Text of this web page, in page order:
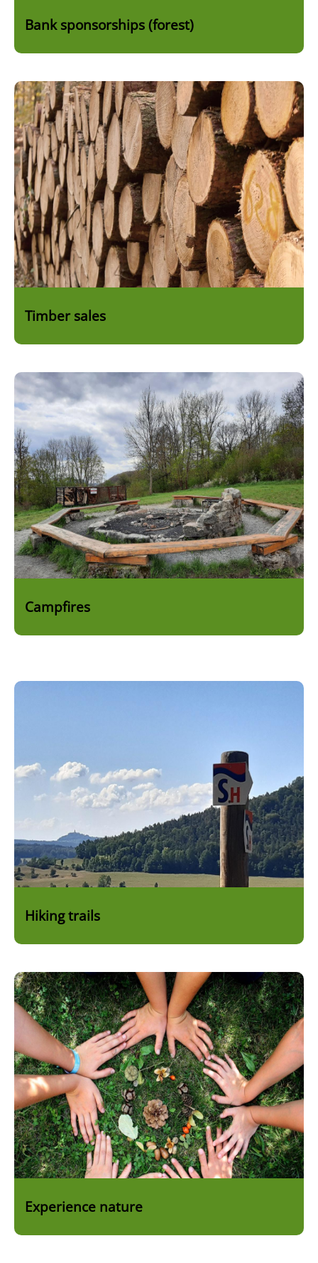
Bank sponsorships (forest)
Bild
Timber sales
Bild
Campfires
Bild
Hiking trails
Bild
Experience nature